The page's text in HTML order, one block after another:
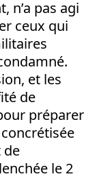
n’a pas agi
ceux qui
et les
de
préparer
de
le 2